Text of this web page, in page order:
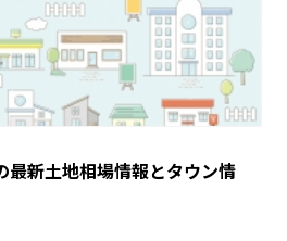
最新土地相場情報とタウン情